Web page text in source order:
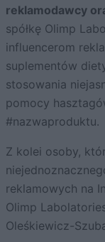
reklamodawcy
spółkę Olimp
influencerom
suplementów
stosowania
pomocy
#nazwaproduktu.
Z kolei osoby,
reklamowych na
Olimp
Oleśkiewicz-